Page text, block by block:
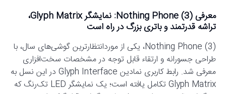
معرفی Nothing Phone (3): نمایشگر Glyph Matrix،
تراشه قدرتمند و باتری بزرگ در راه است
Nothing Phone (3)، یکی از موردانتظارترین گوشی‌های سال، با
طراحی جسورانه و ارتقاء قابل توجه در مشخصات سخت‌افزاری
معرفی شد. رابط کاربری نمادین Glyph Interface در این نسل به
Glyph Matrix تکامل یافته است؛ یک نمایشگر LED تک‌رنگ که